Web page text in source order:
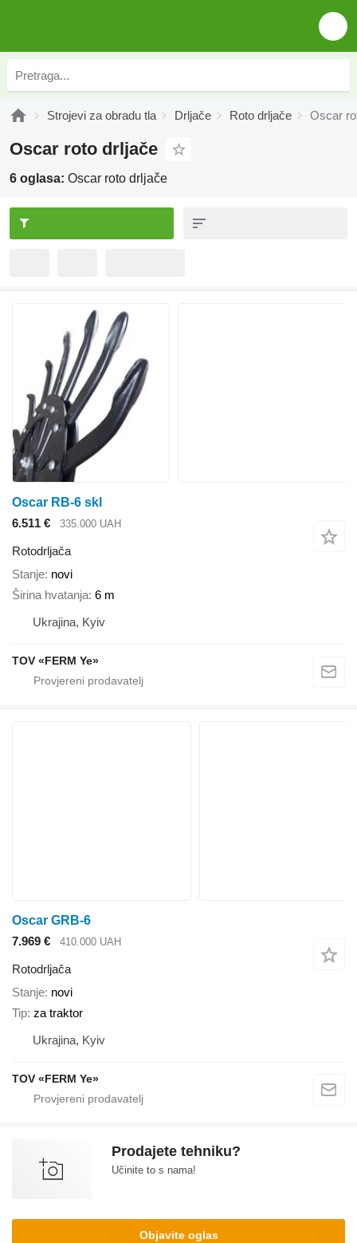
Strojevi za obradu tla Drljače Roto drljače Oscar
Oscar roto drljače
6 oglasa: Oscar roto drljače
Oscar RB-6 skl
6.511 €
335.000 UAH
Rotodrljača
Stanje novi
Širina hvatanja 6 m
Ukrajina, Kyiv
TOV «FERM Ye»
Oscar GRB-6
7.969 €
410.000 UAH
Rotodrljača
Stanje novi
Tip za traktor
Ukrajina, Kyiv
TOV «FERM Ye»
Prodajete tehniku?
Učinite to s nama!
Objavite oglas